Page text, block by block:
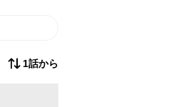
1話から